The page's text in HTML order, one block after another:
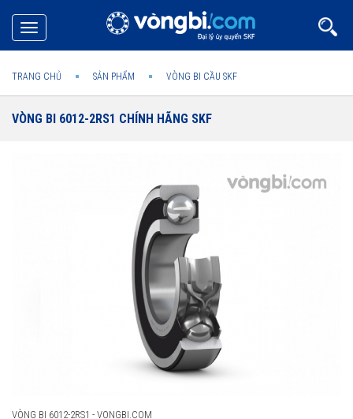
Toggle
navigation
TRANG CHỦ SẢN PHẨM VÒNG BI CẦU SKF
VÒNG BI 6012-2RS1 CHÍNH HÃNG SKF
VÒNG BI 6012-2RS1 - VONGBI.COM